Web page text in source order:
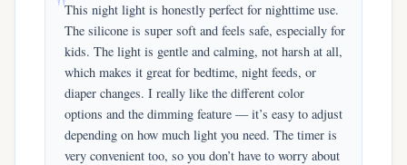
This night light is honestly perfect for nighttime use.
The silicone is super soft and feels safe, especially for
kids. The light is gentle and calming, not harsh at all,
which makes it great for bedtime, night feeds, or
diaper changes. I really like the different color
options and the dimming feature — it’s easy to adjust
depending on how much light you need. The timer is
very convenient too, so you don’t have to worry about